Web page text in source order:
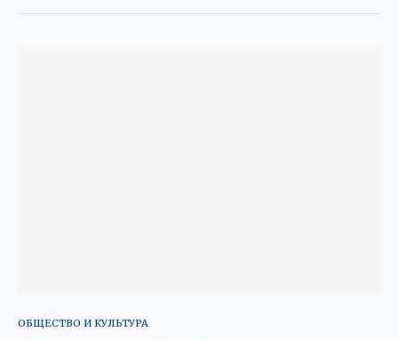
ОБЩЕСТВО И КУЛЬТУРА